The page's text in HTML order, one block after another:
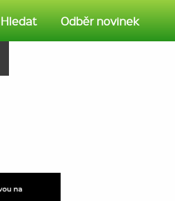
Hledat Odběr novinek